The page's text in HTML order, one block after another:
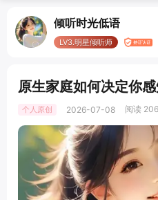
倾听时光低语
LV3.明星倾听师
原生家庭如何决定你
个人原创 2026-07-08 阅读 206